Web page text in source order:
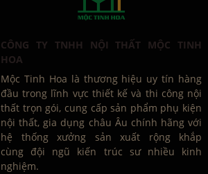
CÔNG TY TNHH NỘI THẤT MỘC TINH
HOA
Mộc Tinh Hoa là thương hiệu uy tín hàng
đầu trong lĩnh vực thiết kế và thi công nội
thất trọn gói, cung cấp sản phẩm phụ kiện
nội thất, gia dụng châu Âu chính hãng với
hệ thống xưởng sản xuất rộng khắp
cùng đội ngũ kiến trúc sư nhiều kinh
nghiệm.